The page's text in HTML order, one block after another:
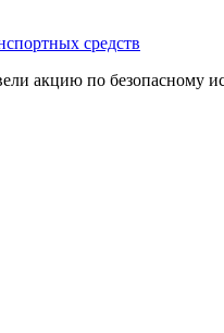
средств
акцию по безопасному